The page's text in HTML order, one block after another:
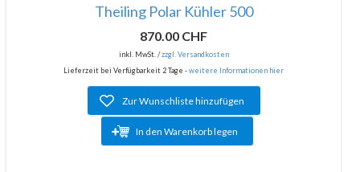
Theiling Polar Kühler 500
870.00 CHF
inkl. MwSt. /zzgl. Versandkosten
Lieferzeit bei Verfügbarkeit 2 Tage -weitere Informationen hier
Zur Wunschliste hinzufügen
In den Warenkorb legen